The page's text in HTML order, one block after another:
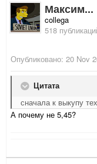
Максим...
collega
518
Опубликовано: 20 Nov
Цитата
сначала к выкупу
А почему не 5,45?